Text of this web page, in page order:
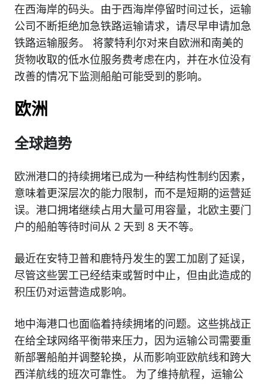
在西海岸的码头。由于西海岸停留时间过长，运输
公司不断拒绝加急铁路运输请求，请尽早申请加急
铁路运输服务。 将蒙特利尔对来自欧洲和南美的
货物收取的低水位服务费考虑在内，并在水位没有
改善的情况下监测船舶可能受到的影响。
欧洲
全球趋势
欧洲港口的持续拥堵已成为一种结构性制约因素，
意味着更深层次的能力限制，而不是短期的运营延
误。港口拥堵继续占用大量可用容量，北欧主要门
户的船舶等待时间从 2 天到 8 天不等。
最近在安特卫普和鹿特丹发生的罢工加剧了延误，
尽管这些罢工已经结束或暂时中止，但由此造成的
积压仍对运营造成影响。
地中海港口也面临着持续拥堵的问题。这些挑战正
在给全球网络平衡带来压力，因为运输公司需要重
新部署船舶并调整轮换，从而影响亚欧航线和跨大
西洋航线的班次可靠性。 为了维持航程，运输公